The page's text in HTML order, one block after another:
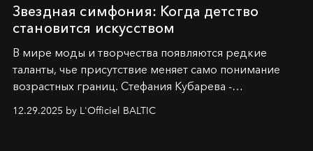
Звездная симфония: Когда детство
становится искусством
В мире моды и творчества появляются редкие
таланты, чье присутствие меняет само понимание
возрастных границ. Стефания Кубарева -
десятилетняя обладательница невероятной
харизмы, чье имя уже украшает обложки
12.29.2025 by L'Officiel BALTIC